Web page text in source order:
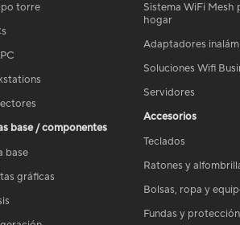
torre
base / componentes
base
gráficas
Sistema WiFi Mesh
hogar
Adaptadores
Soluciones Wifi
Servidores
Accesorios
Teclados
Ratones y
Bolsas, ropa y
Fundas y protección